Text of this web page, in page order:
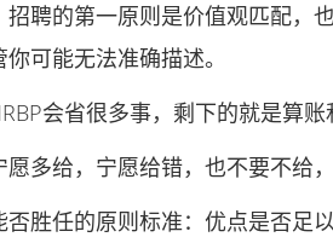
的第一原则是价值观匹配，
可能无法准确描述。
会省很多事，剩下的就是算账
给，宁愿给错，也不要不给，
任的原则标准：优点是否足以